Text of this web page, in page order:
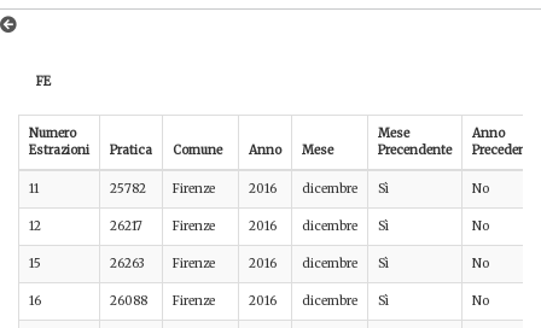
FE
Numero
Estrazioni
Pratica Comune Anno Mese
Mese
Precendente
Anno
Precedente
11 25782 Firenze 2016 dicembre Sì No
12 26217 Firenze 2016 dicembre Sì No
15 26263 Firenze 2016 dicembre Sì No
16 26088 Firenze 2016 dicembre Sì No